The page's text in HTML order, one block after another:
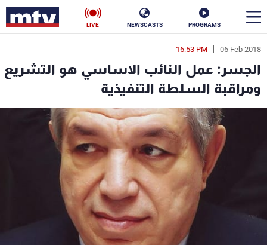
PROGRAMS
NEWSCASTS
LIVE
06 Feb 2018
16:53 PM
الجسر: عمل النائب الاساسي هو التشريع
ومراقبة السلطة التنفيذية
en
الأخبار
سياسة ناس
فن
رياضة